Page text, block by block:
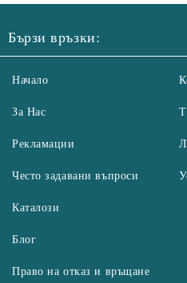
Бързи връзки:
Начало
За Нас
Рекламации
Често задавани въпроси
Каталози
Блог
Право на отказ и връщане